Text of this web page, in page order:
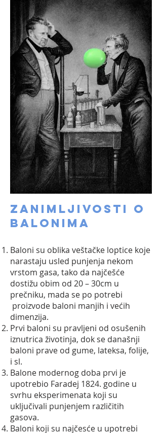
ZANIMLJIVOSTI O
BALONIMA
Baloni su oblika veštačke loptice koje
narastaju usled punjenja nekom
vrstom gasa, tako da najčešće
dostižu obim od 20 – 30cm u
prečniku, mada se po potrebi
proizvode baloni manjih i većih
dimenzija.
Prvi baloni su pravljeni od osušenih
iznutrica životinja, dok se današnji
baloni prave od gume, lateksa, folije,
i sl.
Balone modernog doba prvi je
upotrebio Faradej 1824. godine u
svrhu eksperimenata koji su
uključivali punjenjem različitih
gasova.
Baloni koji su najčesće u upotrebi